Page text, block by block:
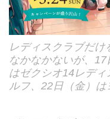
レディスクラブだ
なかなかないが、17
はゼクシオ14レデ
ルフ、22日（金）